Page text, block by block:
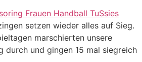
setzen wieder alles auf Sieg.
marschierten unsere
durch und gingen 15 mal siegreich